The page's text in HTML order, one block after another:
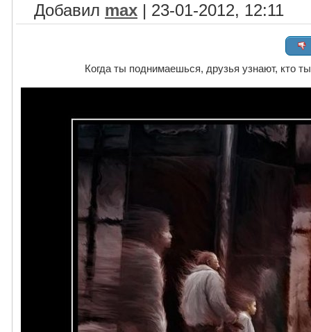
Добавил max | 23-01-2012, 12:11
Когда ты поднимаешься, друзья узнают, кто